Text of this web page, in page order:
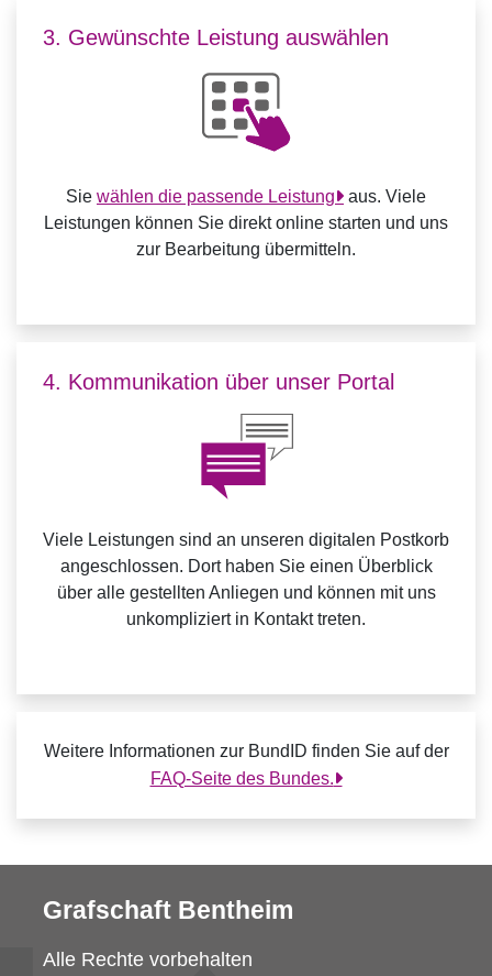
3. Gewünschte Leistung auswählen
Sie wählen die passende Leistung
aus. Viele
Leistungen können Sie direkt online starten und uns
zur Bearbeitung übermitteln.
4. Kommunikation über unser Portal
Viele Leistungen sind an unseren digitalen Postkorb
angeschlossen. Dort haben Sie einen Überblick
über alle gestellten Anliegen und können mit uns
unkompliziert in Kontakt treten.
Weitere Informationen zur BundID finden Sie auf der
FAQ-Seite des Bundes.
Grafschaft Bentheim
Alle Rechte vorbehalten